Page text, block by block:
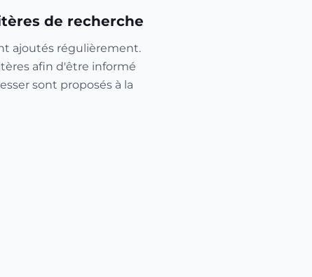
de recherche
ajoutés régulièrement.
afin d'être informé
sont proposés à la